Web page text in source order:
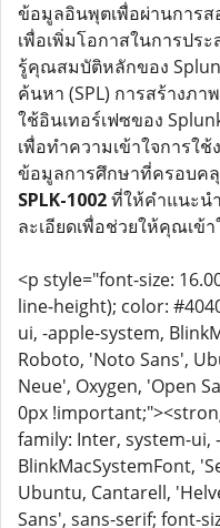
ข้อมูลอินพุตเพื่อผ่านการส
เพื่อเพิ่มโอกาสในการปร
รู้คุณสมบัติหลักของ
ค้นหา (SPL) การสร้างภ
ใช้อินเทอร์เฟซของ
เพื่อทำความเข้าใจการใช้
ข้อมูลการศึกษาที่ครอบค
SPLK-1002ที่ให้คำแนะน
ละเอียดเพื่อช่วยให้คุณเข้
<p style="font-size:
line-height); color:
ui, -apple-system,
Roboto, 'Noto Sans',
Neue', Oxygen, 'Open
0px
family: Inter, system-ui,
BlinkMacSystemFont,
Ubuntu, Cantarell,
Sans', sans-serif; font-